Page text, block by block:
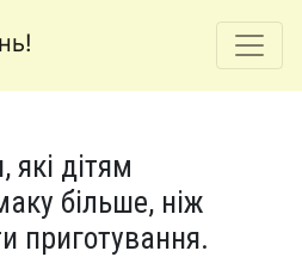
які дітям
більше, ніж
приготування.